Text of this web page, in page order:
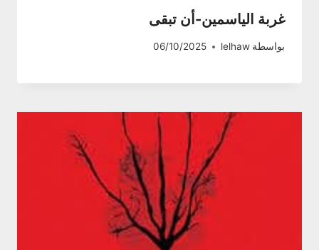
غربة الياسمين-أن تبقى
بواسطة lelhaw
06/10/2025